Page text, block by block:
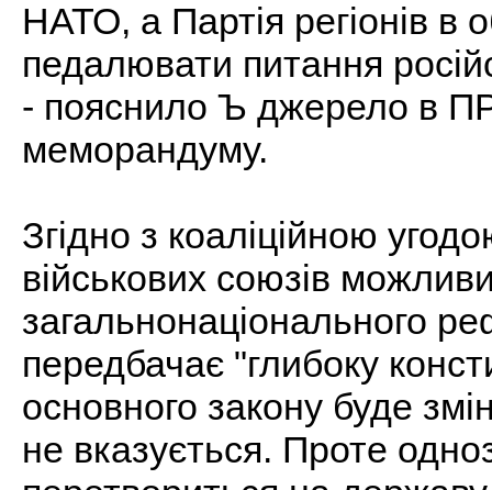
НАТО, а Партія регіонів в
педалювати питання
- пояснило Ъ джерело в
меморандуму.
Згідно з коаліційною
військових союзів
загальнонаціонального
передбачає "глибоку
основного закону буде
не вказується. Проте